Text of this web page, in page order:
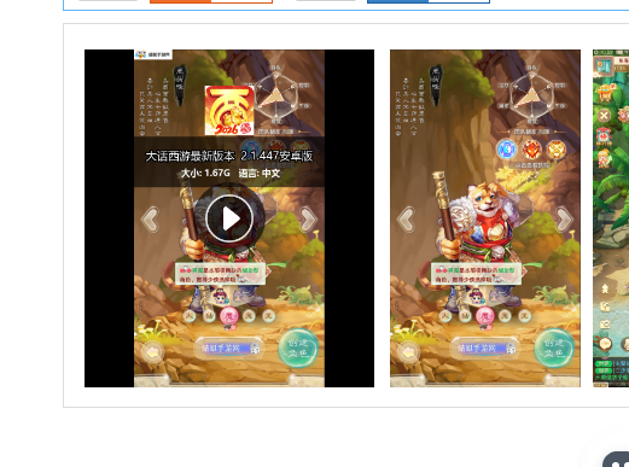
镇邪人最新版本 1.0.3安卓版
血染小镇手机正式版中文 1.0.1最新版
中文 /
塔尔塔尔传说破解版 1.70安卓版
安卓版 / 中文 /